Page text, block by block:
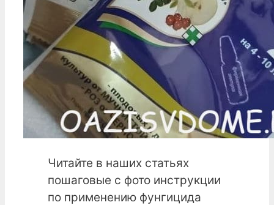
Читайте в наших статьях
пошаговые с фото инструкции
по применению фунгицида